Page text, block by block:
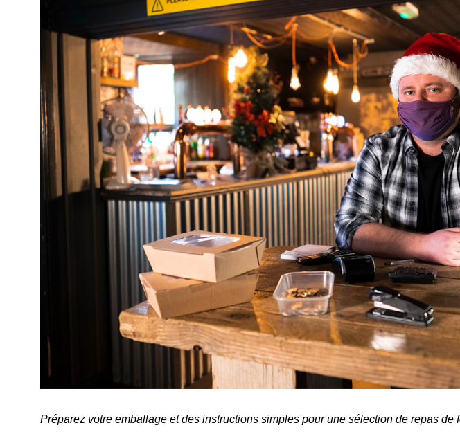
Préparez votre emballage et des instructions simples pour une sélection de repas de